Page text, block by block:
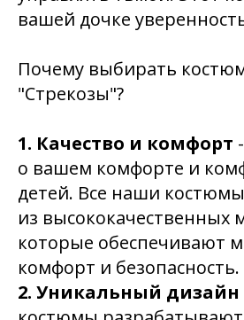
вашей дочке
Почему выбирать
"Стрекозы"?
1. Качество и комфорт
о вашем комфорте и
детей. Все наши
из высококачественных
которые обеспечивают
комфорт и безопасность.
2. Уникальный дизайн